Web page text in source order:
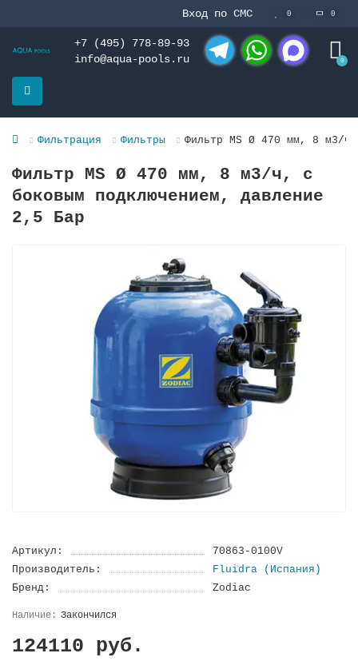
Вход по СМС 0 0
+7 (495) 778-89-93
info@aqua-pools.ru
0
Фильтрация Фильтры Фильтр MS Ø 470 мм, 8 м3/ч,
Фильтр MS Ø 470 мм, 8 м3/ч, с
боковым подключением, давление
2,5 Бар
Артикул:
70863-0100V
Производитель:
Fluidra (Испания)
Бренд:
Zodiac
Закончился
124110 руб.